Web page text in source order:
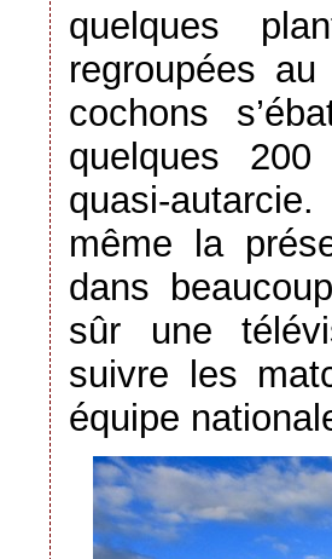
quelques
regroupées
cochons
quelques
quasi-
même la
dans
sûr une
suivre les
équipe